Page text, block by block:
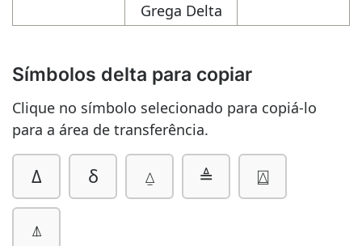
Grega Delta
Símbolos delta para copiar
Clique no símbolo selecionado para copiá-lo
para a área de transferência.
Δ δ ⍙ ≜ ⍍
⍋